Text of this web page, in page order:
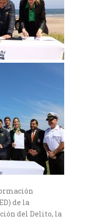
de la
del Delito, la